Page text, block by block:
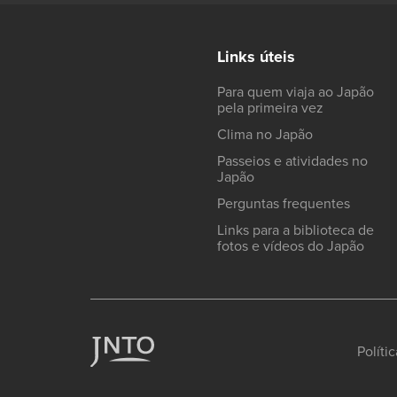
Links úteis
Para quem viaja ao Japão
pela primeira vez
Clima no Japão
Passeios e atividades no
Japão
Perguntas frequentes
Links para a biblioteca de
fotos e vídeos do Japão